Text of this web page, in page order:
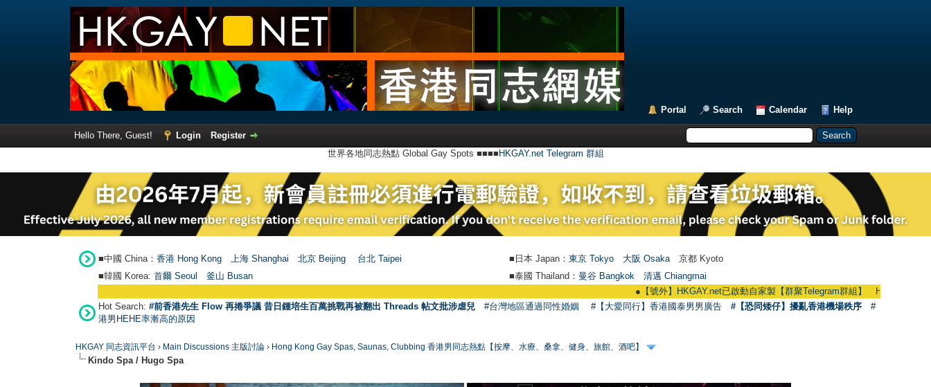
Portal Search Calendar Help
Hello There, Guest! Login
Register
世界各地同志熱點 Global Gay Spots ■■■■ HKGAY.net Telegram 群組
■中國 China： 香港 Hong Kong 上海 Shanghai 北京 Beijing 台北 Taipei ■日本 Japan： 東京 Tokyo 大阪 Osaka 京都 Kyoto
■韓國 Korea: 首爾 Seou 釜山 Busan ■泰國 Thailand： 曼谷 Bangkok
清邁 Chiangmai
【號外】HKGAY.net已啟動自家製【群聚Telegram群組】 HKGAY.net has
Hot Search: #前香港先生 Flow 再捲爭議 昔日鍾培生百萬挑戰再被翻出 Threads 帖文批涉虐兒 #台灣地區通過同性婚姻 #【大愛同行】香港國泰男男廣告 #【恐同矮仔】擾亂香港機場秩序
#
港男HEHE率漸高的原因
HKGAY 同志資訊平台 › Main Discussions 主版討論 › Hong Kong Gay Spas, Saunas, Clubbing 香港男同志熱點【按摩、水療、桑拿、健身、旅館、酒吧】
Kindo Spa / Hugo Spa